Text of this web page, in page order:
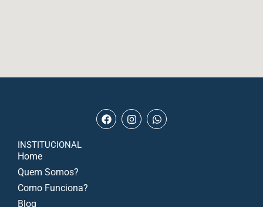
INSTITUCIONAL
Home
Quem Somos?
Como Funciona?
Blog